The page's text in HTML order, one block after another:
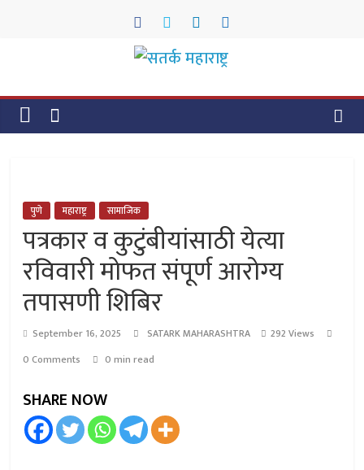
सतर्क
महाराष्ट्र
पुणे महाराष्ट्र सामाजिक
पत्रकार व कुटुंबीयांसाठी येत्या
रविवारी मोफत संपूर्ण आरोग्य
तपासणी शिबिर
September 16, 2025 SATARK MAHARASHTRA
292 Views
0 Comments
0 min read
SHARE NOW